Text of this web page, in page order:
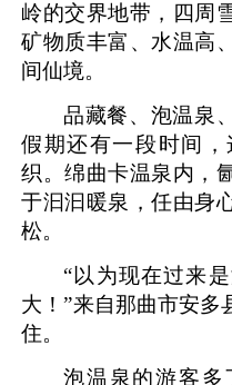
岭的交界地带，四周
矿物质丰富、水温高
间仙境。
品藏餐、泡温泉
假期还有一段时间
织。绵曲卡温泉内，
于汩汩暖泉，任由身
松。
“以为现在过来
大！”来自那曲市安多
住。
泡温泉的游客多